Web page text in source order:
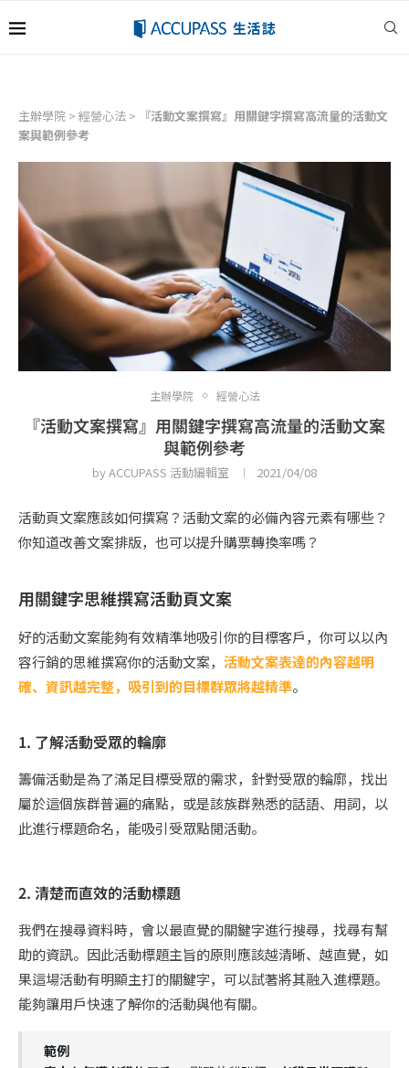
主辦學院 > 經營心法 >
『活動文案撰寫』用關鍵字撰寫高流量的活動文
案與範例參考
主辦學院 經營心法
『活動文案撰寫』用關鍵字撰寫高流量的活動文案
與範例參考
byACCUPASS 活動編輯室 2021/04/08
活動頁文案應該如何撰寫？活動文案的必備內容元素有哪些？
你知道改善文案排版，也可以提升購票轉換率嗎？
用關鍵字思維撰寫活動頁文案
好的活動文案能夠有效精準地吸引你的目標客戶，你可以以內
容行銷的思維撰寫你的活動文案， 活動文案表達的內容越明
確、資訊越完整，吸引到的目標群眾將越精準。
1. 了解活動受眾的輪廓
籌備活動是為了滿足目標受眾的需求，針對受眾的輪廓，找出
屬於這個族群普遍的痛點，或是該族群熟悉的話語、用詞，以
此進行標題命名，能吸引受眾點閱活動。
2. 清楚而直效的活動標題
我們在搜尋資料時，會以最直覺的關鍵字進行搜尋，找尋有幫
助的資訊。因此活動標題主旨的原則應該越清晰、越直覺，如
果這場活動有明顯主打的關鍵字，可以試著將其融入進標題。
能夠讓用戶快速了解你的活動與他有關。
範例